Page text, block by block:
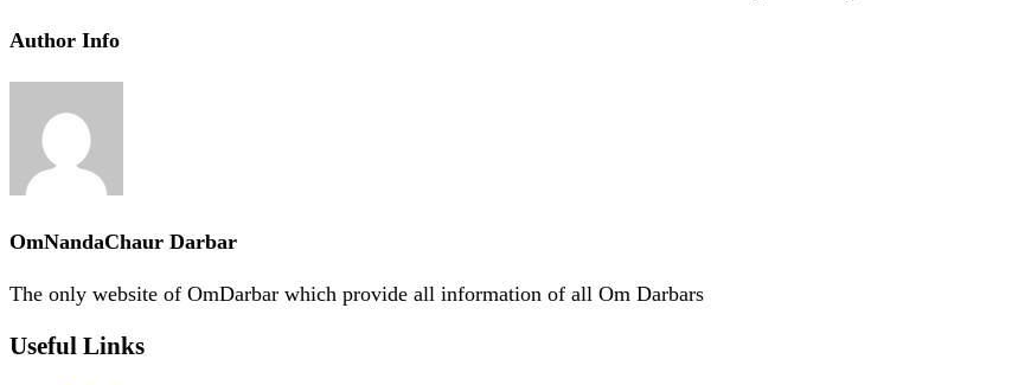
Author Info
OmNandaChaur Darbar
The only website of OmDarbar which provide all information of all Om Darbars
Useful Links